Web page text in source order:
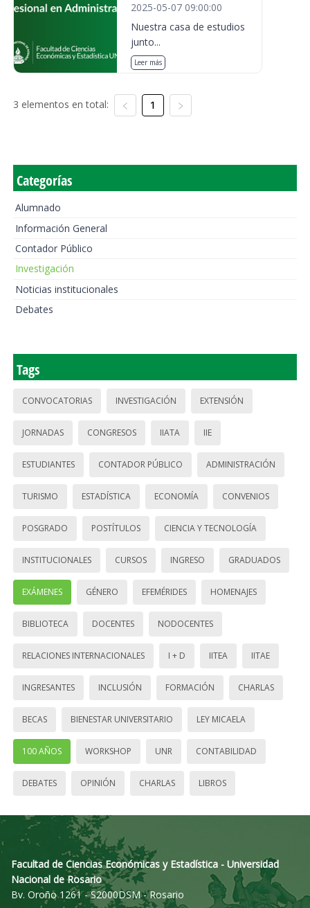
2025-05-07 09:00:00
Nuestra casa de estudios
junto...
Leer más
3 elementos en total: 1
Categorías
Alumnado
Información General
Contador Público
Investigación
Noticias institucionales
Debates
Tags
CONVOCATORIAS INVESTIGACIÓN EXTENSIÓN
JORNADAS CONGRESOS IIATA IIE
ESTUDIANTES CONTADOR PÚBLICO ADMINISTRACIÓN
TURISMO ESTADÍSTICA ECONOMÍA CONVENIOS
POSGRADO POSTÍTULOS CIENCIA Y TECNOLOGÍA
INSTITUCIONALES CURSOS INGRESO GRADUADOS
EXÁMENES GÉNERO EFEMÉRIDES HOMENAJES
BIBLIOTECA DOCENTES NODOCENTES
RELACIONES INTERNACIONALES I + D IITEA IITAE
INGRESANTES INCLUSIÓN FORMACIÓN CHARLAS
BECAS BIENESTAR UNIVERSITARIO LEY MICAELA
100 AÑOS WORKSHOP UNR CONTABILIDAD
DEBATES OPINIÓN CHARLAS LIBROS
Facultad de Ciencias Económicas y Estadística - Universidad
Nacional de Rosario
Bv. Oroño 1261 - S2000DSM - Rosario